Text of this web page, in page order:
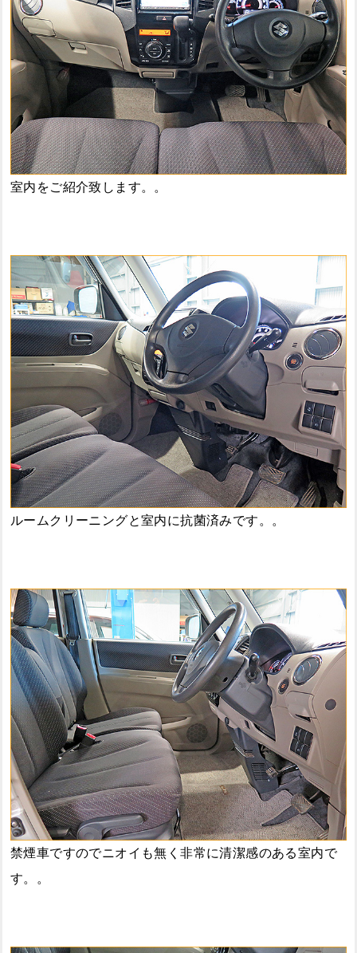
室内をご紹介致します。。
ルームクリーニングと室内に抗菌済みです。。
禁煙車ですのでニオイも無く非常に清潔感のある室内で
す。。